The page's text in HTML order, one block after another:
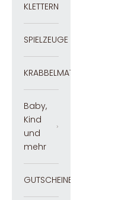
KLETTERN
SPIELZEUGE
KRABBELMATTEN
Baby,
Kind
und
mehr
GUTSCHEINE